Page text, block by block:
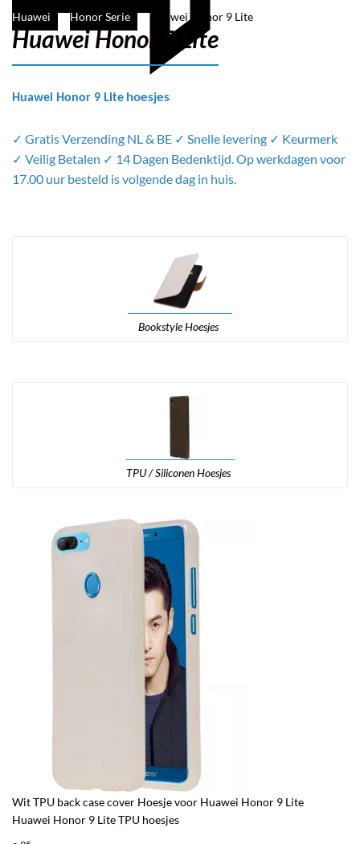
Huawei Honor Serie Huawei Honor 9 Lite
Huawei Honor 9 Lite
Huawei Honor 9 Lite hoesjes
✓ Gratis Verzending NL & BE ✓ Snelle levering ✓ Keurmerk
✓ Veilig Betalen ✓ 14 Dagen Bedenktijd. Op werkdagen voor
17.00 uur besteld is volgende dag in huis.
Bookstyle Hoesjes
TPU / Siliconen Hoesjes
Wit TPU back case cover Hoesje voor Huawei Honor 9 Lite
Huawei Honor 9 Lite TPU hoesjes